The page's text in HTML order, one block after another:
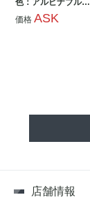
色：アルピナブル…
価格 ASK
店舗情報